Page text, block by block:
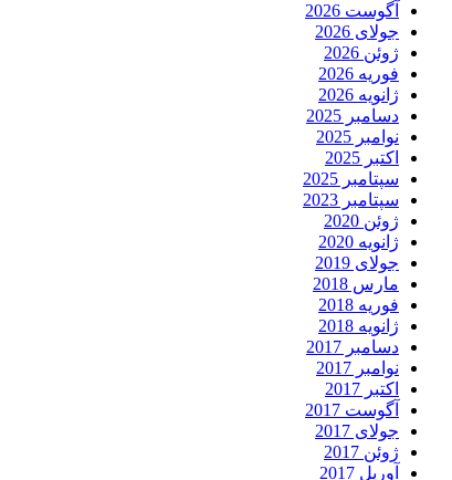
آگوست 2026
جولای 2026
ژوئن 2026
فوریه 2026
ژانویه 2026
دسامبر 2025
نوامبر 2025
اکتبر 2025
سپتامبر 2025
سپتامبر 2023
ژوئن 2020
ژانویه 2020
جولای 2019
مارس 2018
فوریه 2018
ژانویه 2018
دسامبر 2017
نوامبر 2017
اکتبر 2017
آگوست 2017
جولای 2017
ژوئن 2017
آوریل 2017